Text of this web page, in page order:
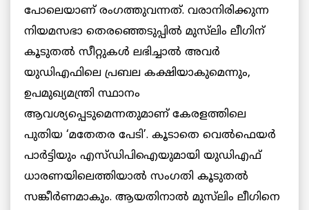
പോലെയാണ് രംഗത്തുവന്നത്. വരാനിരിക്കുന്ന
നിയമസഭാ തെരഞ്ഞെടുപ്പില്‍ മുസ്‌ലിം ലീഗിന്
കൂടുതല്‍ സീറ്റുകള്‍ ലഭിച്ചാല്‍ അവര്‍
യുഡിഎഫിലെ പ്രബല കക്ഷിയാകുമെന്നും,
ഉപമുഖ്യമന്ത്രി സ്ഥാനം
ആവശ്യപ്പെടുമെന്നതുമാണ് കേരളത്തിലെ
പുതിയ ‘മതേതര പേടി’. കൂടാതെ വെല്‍ഫെയര്‍
പാര്‍ട്ടിയും എസ്ഡിപിഐയുമായി യുഡിഎഫ്
ധാരണയിലെത്തിയാല്‍ സംഗതി കൂടുതല്‍
സങ്കീര്‍ണമാകും. ആയതിനാല്‍ മുസ്‌ലിം ലീഗിനെ